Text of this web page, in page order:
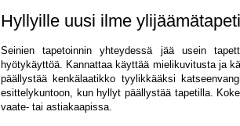
Hyllyille uusi ilme
Seinien tapetoinnin yhteydessä jää usein
hyötykäyttöä. Kannattaa käyttää mielikuvitusta ja
päällystää kenkälaatikko tyylikkääksi
esittelykuntoon, kun hyllyt päällystää tapetilla.
vaate- tai astiakaapissa.